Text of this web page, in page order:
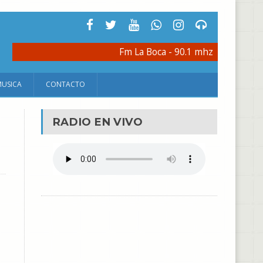
Fm La Boca - 90.1 mhz
CONTACTO
RADIO EN VIVO